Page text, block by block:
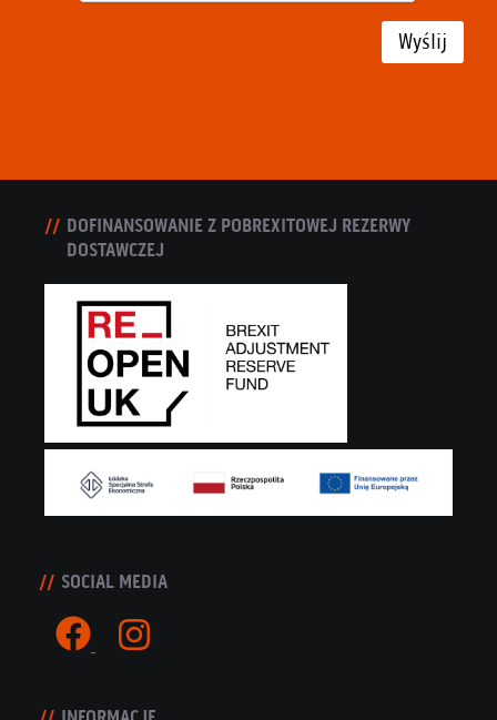
Wyślij
DOFINANSOWANIE Z POBREXITOWEJ REZERWY
DOSTAWCZEJ
SOCIAL MEDIA